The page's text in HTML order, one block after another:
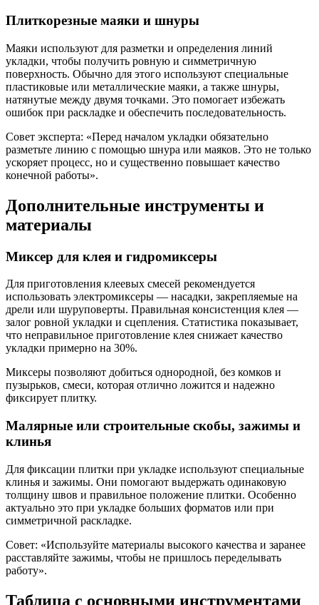
Плиткорезные маяки и шнуры
Маяки используют для разметки и определения линий
укладки, чтобы получить ровную и симметричную
поверхность. Обычно для этого используют специальные
пластиковые или металлические маяки, а также шнуры,
натянутые между двумя точками. Это помогает избежать
ошибок при раскладке и обеспечить последовательность.
Совет эксперта: «Перед началом укладки обязательно
разметьте линию с помощью шнура или маяков. Это не только
ускоряет процесс, но и существенно повышает качество
конечной работы».
Дополнительные инструменты и
материалы
Миксер для клея и гидромиксеры
Для приготовления клеевых смесей рекомендуется
использовать электромиксеры — насадки, закрепляемые на
дрели или шуруповерты. Правильная консистенция клея —
залог ровной укладки и сцепления. Статистика показывает,
что неправильное приготовление клея снижает качество
укладки примерно на 30%.
Миксеры позволяют добиться однородной, без комков и
пузырьков, смеси, которая отлично ложится и надежно
фиксирует плитку.
Малярные или строительные скобы, зажимы и
клинья
Для фиксации плитки при укладке используют специальные
клинья и зажимы. Они помогают выдержать одинаковую
толщину швов и правильное положение плитки. Особенно
актуально это при укладке больших форматов или при
симметричной раскладке.
Совет: «Используйте материалы высокого качества и заранее
расставляйте зажимы, чтобы не пришлось переделывать
работу».
Таблица с основными инструментами